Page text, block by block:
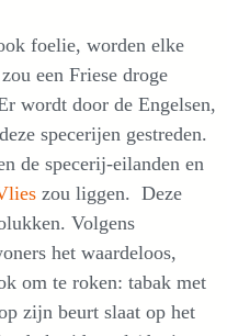
foelie, worden elke
een Friese droge
wordt door de Engelsen,
specerijen gestreden.
de specerij-eilanden en
zou liggen. Deze
Volgens
het waardeloos,
om te roken: tabak met
zijn beurt slaat op het